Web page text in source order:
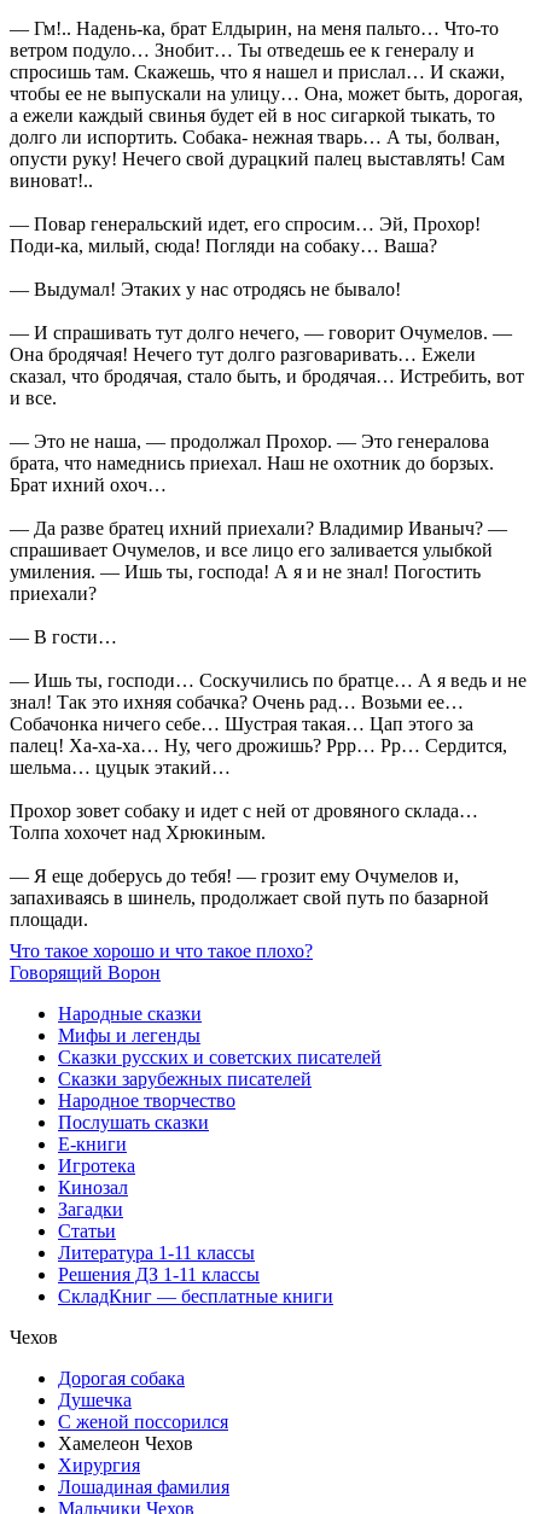
— Гм!.. Надень-ка, брат Елдырин, на меня пальто… Что-то
ветром подуло… Знобит… Ты отведешь ее к генералу и
спросишь там. Скажешь, что я нашел и прислал… И скажи,
чтобы ее не выпускали на улицу… Она, может быть, дорогая,
а ежели каждый свинья будет ей в нос сигаркой тыкать, то
долго ли испортить. Собака- нежная тварь… А ты, болван,
опусти руку! Нечего свой дурацкий палец выставлять! Сам
виноват!..
— Повар генеральский идет, его спросим… Эй, Прохор!
Поди-ка, милый, сюда! Погляди на собаку… Ваша?
— Выдумал! Этаких у нас отродясь не бывало!
— И спрашивать тут долго нечего, — говорит Очумелов. —
Она бродячая! Нечего тут долго разговаривать… Ежели
сказал, что бродячая, стало быть, и бродячая… Истребить, вот
и все.
— Это не наша, — продолжал Прохор. — Это генералова
брата, что намеднись приехал. Наш не охотник до борзых.
Брат ихний охоч…
— Да разве братец ихний приехали? Владимир Иваныч? —
спрашивает Очумелов, и все лицо его заливается улыбкой
умиления. — Ишь ты, господа! А я и не знал! Погостить
приехали?
— В гости…
— Ишь ты, господи… Соскучились по братце… А я ведь и не
знал! Так это ихняя собачка? Очень рад… Возьми ее…
Собачонка ничего себе… Шустрая такая… Цап этого за
палец! Ха-ха-ха… Ну, чего дрожишь? Ррр… Рр… Сердится,
шельма… цуцык этакий…
Прохор зовет собаку и идет с ней от дровяного склада…
Толпа хохочет над Хрюкиным.
— Я еще доберусь до тебя! — грозит ему Очумелов и,
запахиваясь в шинель, продолжает свой путь по базарной
площади.
Что такое хорошо и что такое плохо?
Говорящий Ворон
Народные сказки
Мифы и легенды
Сказки русских и советских писателей
Сказки зарубежных писателей
Народное творчество
Послушать сказки
Е-книги
Игротека
Кинозал
Загадки
Статьи
Литература 1-11 классы
Решения ДЗ 1-11 классы
СкладКниг — бесплатные книги
Чехов
Дорогая собака
Душечка
С женой поссорился
Хамелеон Чехов
Хирургия
Лошадиная фамилия
Мальчики Чехов